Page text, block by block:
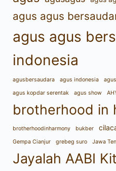
agus agus
agus agus
indonesia
agusbersaudara agus indonesia
agus kopdar serentak
agus show
brotherhood in
brotherhoodinharmony bukber
Gempa Cianjur
grebeg suro Jawa
Jayalah AABI